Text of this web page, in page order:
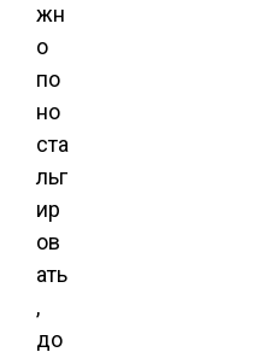
жн
о
по
но
ста
льг
ир
ов
ать
,
до